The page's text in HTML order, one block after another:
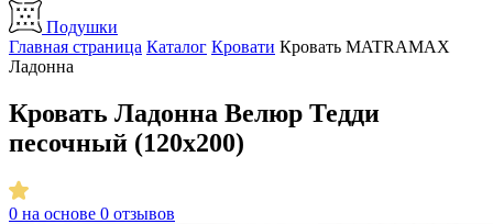
Подушки
Главная страница Каталог Кровати Кровать MATRAMAX
Ладонна
Кровать Ладонна Велюр Тедди
песочный (120x200)
0 на основе 0 отзывов